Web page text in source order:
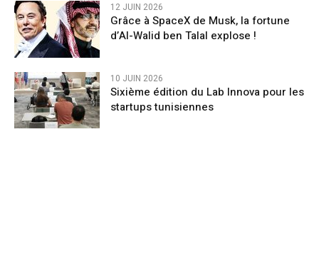
12 JUIN 2026
Grâce à SpaceX de Musk, la fortune
d’Al-Walid ben Talal explose !
10 JUIN 2026
Sixième édition du Lab Innova pour les
startups tunisiennes